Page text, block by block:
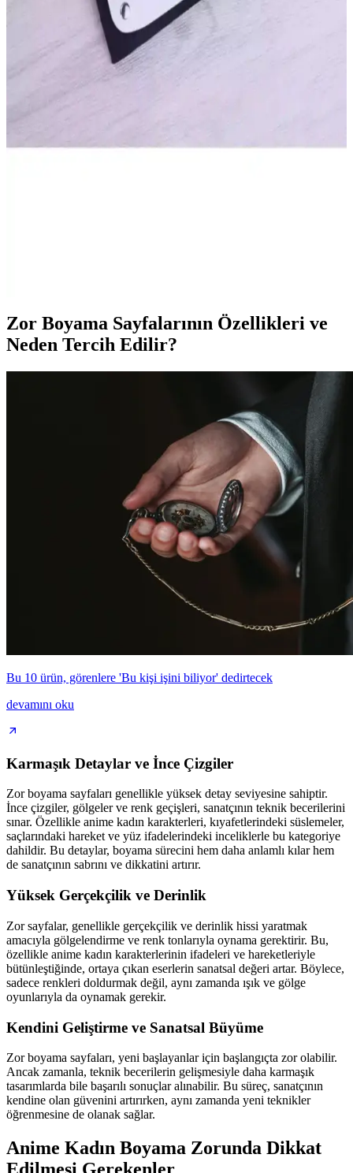
Anime kolye modelleri arasında Nana ve Beyaz Cam İnci
seçeneklerini detaylı inceleyerek, tasarım, malzeme ve kullanıcı
yorumlarına göre en iyi tercihi yapmanıza yardımcı oluyoruz.
DarkellaStore Kedi Tacı Cosplay ve Günlük
Kullanım İçin Şık ve Eğlenceli Aksesuar
Zor Boyama Sayfalarının Özellikleri ve
Neden Tercih Edilir?
Bu 10 ürün, görenlere 'Bu kişi işini biliyor' dedirtecek
devamını oku
Karmaşık Detaylar ve İnce Çizgiler
Zor boyama sayfaları genellikle yüksek detay seviyesine sahiptir.
İnce çizgiler, gölgeler ve renk geçişleri, sanatçının teknik becerilerini
sınar. Özellikle anime kadın karakterleri, kıyafetlerindeki süslemeler,
saçlarındaki hareket ve yüz ifadelerindeki inceliklerle bu kategoriye
dahildir. Bu detaylar, boyama sürecini hem daha anlamlı kılar hem
de sanatçının sabrını ve dikkatini artırır.
Yüksek Gerçekçilik ve Derinlik
Zor sayfalar, genellikle gerçekçilik ve derinlik hissi yaratmak
amacıyla gölgelendirme ve renk tonlarıyla oynama gerektirir. Bu,
özellikle anime kadın karakterlerinin ifadeleri ve hareketleriyle
bütünleştiğinde, ortaya çıkan eserlerin sanatsal değeri artar. Böylece,
sadece renkleri doldurmak değil, aynı zamanda ışık ve gölge
oyunlarıyla da oynamak gerekir.
Kendini Geliştirme ve Sanatsal Büyüme
Zor boyama sayfaları, yeni başlayanlar için başlangıçta zor olabilir.
Ancak zamanla, teknik becerilerin gelişmesiyle daha karmaşık
tasarımlarda bile başarılı sonuçlar alınabilir. Bu süreç, sanatçının
kendine olan güvenini artırırken, aynı zamanda yeni teknikler
öğrenmesine de olanak sağlar.
Anime Kadın Boyama Zorunda Dikkat